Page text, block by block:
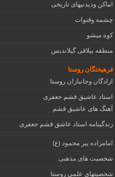
اماکن ودیدنیهای تاریخی
چشمه وقنوات
کوه میشو
منطقه ییلاقی گیلاندیس
فرهیختگان روستا
ازادگان وجانبازان روستا
استاد عاشیق قشم جعفری
آهنگ های عاشیق قشم
زندگینامه استاد عاشق قشم جعفری
امامزاده پیر محمود (ع)
شخصیت های مذهبی
شخصیتهای علمی روستا